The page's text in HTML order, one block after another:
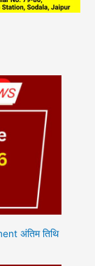
अंतिम तिथि